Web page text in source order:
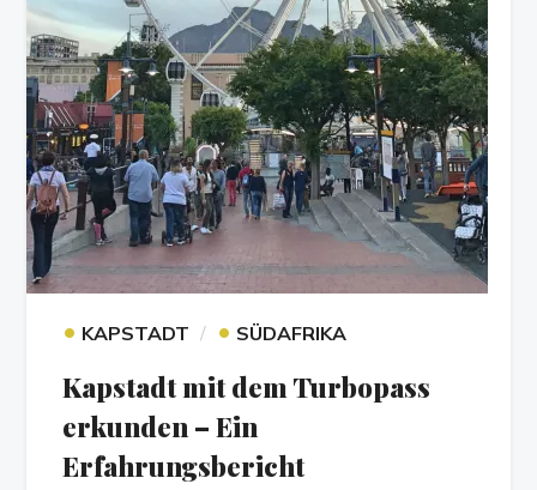
• KAPSTADT • SÜDAFRIKA
Kapstadt mit dem Turbopass
erkunden – Ein
Erfahrungsbericht